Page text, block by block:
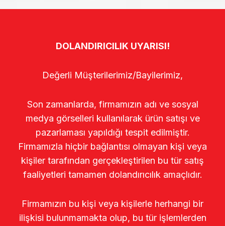
DOLANDIRICILIK UYARISI!
Değerli Müşterilerimiz/Bayilerimiz,
Son zamanlarda, firmamızın adı ve sosyal
medya görselleri kullanılarak ürün satışı ve
pazarlaması yapıldığı tespit edilmiştir.
Firmamızla hiçbir bağlantısı olmayan kişi veya
kişiler tarafından gerçekleştirilen bu tür satış
faaliyetleri tamamen dolandırıcılık amaçlıdır.
Firmamızın bu kişi veya kişilerle herhangi bir
ilişkisi bulunmamakta olup, bu tür işlemlerden